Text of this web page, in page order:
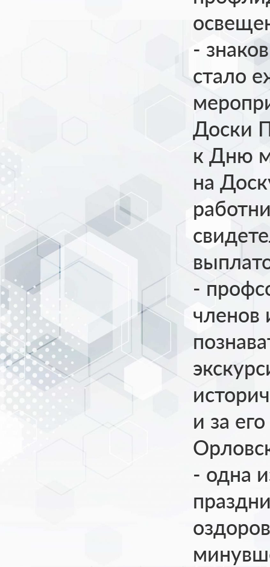
-
стало
Доски
к Дню
на
-
членов
и за
- одна